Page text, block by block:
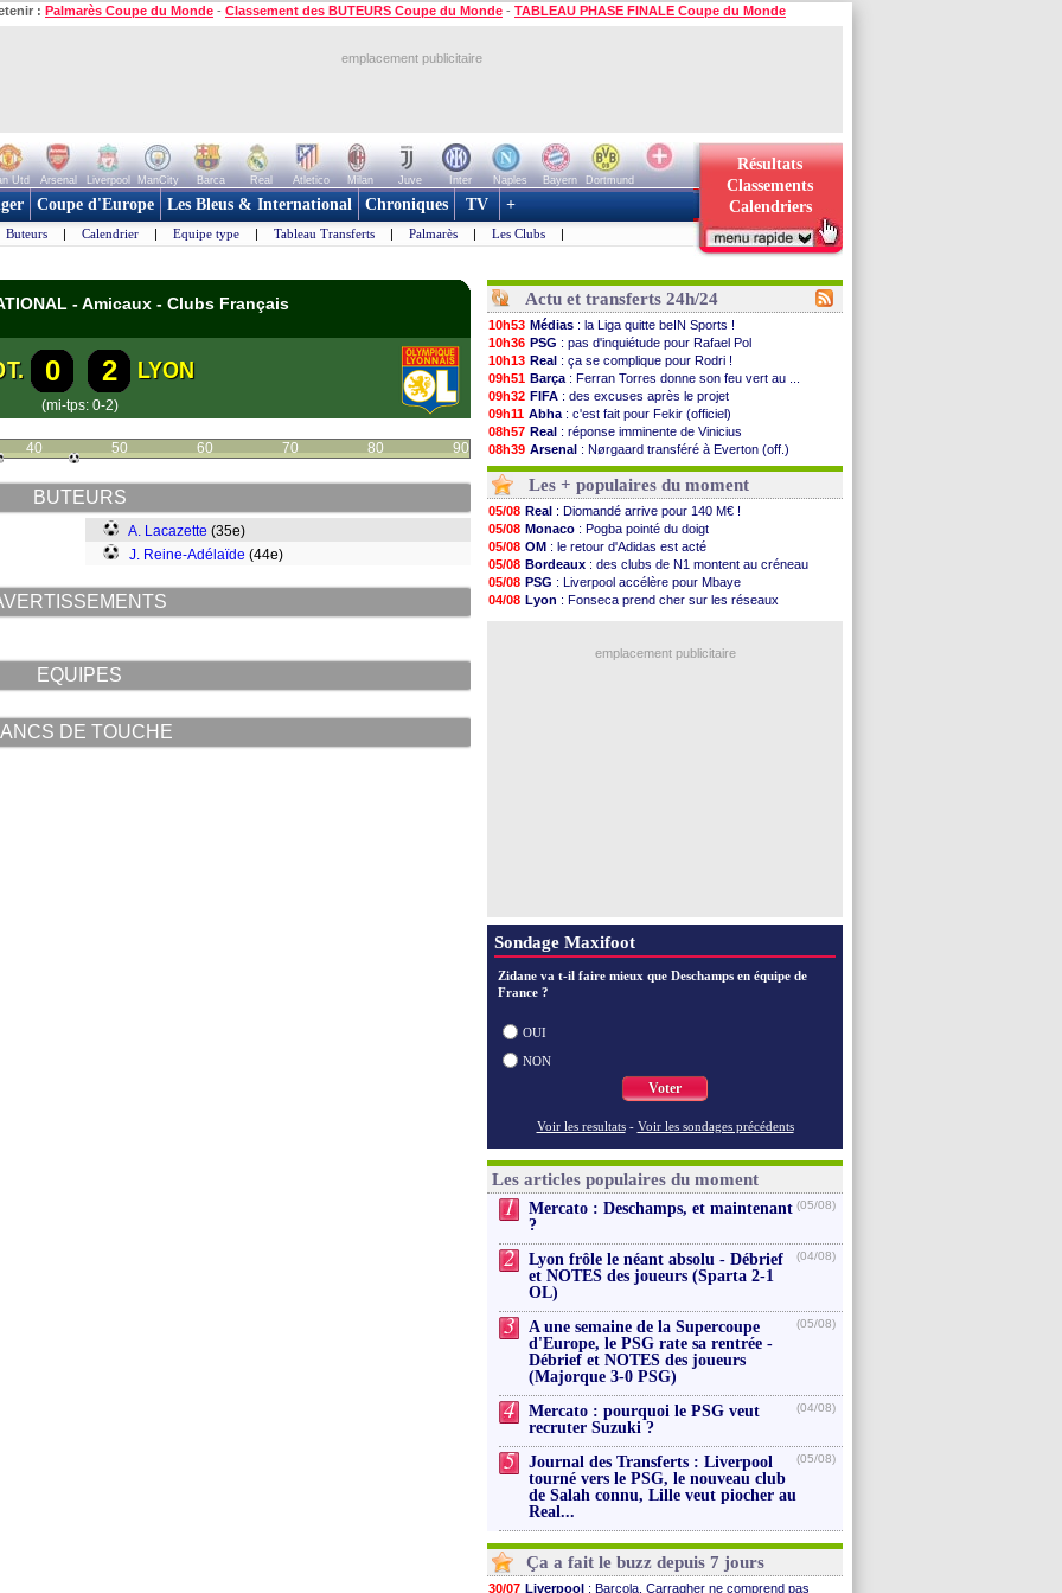
: Palmarès Coupe du Monde - Classement des BUTEURS Coupe du Monde - TABLEAU PHASE FINALE Coupe du Monde
emplacement publicitaire
Utd Arsenal Liverpool ManCity Barca Real Atletico Milan Juve Inter Naples Bayern Dortmund
Résultats
Classements
Calendriers
Coupe d'Europe Les Bleus & International Chroniques TV +
Buteurs | Calendrier | Equipe type | Tableau Transferts | Palmarès | Les Clubs |
- Amicaux - Clubs Français
0 2 LYON
(mi-tps: 0-2)
40 50 60 70 80 90
BUTEURS
A. Lacazette (35e)
J. Reine-Adélaïde (44e)
EQUIPES
DE TOUCHE
Actu et transferts 24h/24
10h53 Médias : la Liga quitte beIN Sports !
10h36 PSG : pas d'inquiétude pour Rafael Pol
10h13 Real : ça se complique pour Rodri !
09h51 Barça : Ferran Torres donne son feu vert au ...
09h32 FIFA : des excuses après le projet
09h11 Abha : c'est fait pour Fekir (officiel)
08h57 Real : réponse imminente de Vinicius
08h39 Arsenal : Nørgaard transféré à Everton (off.)
08h22 Al-Ahli: Deschamps a discuté !
00h06
PSG : Luis Enrique satisfait malgré tout
05/08 Monaco: Pogba pointé du doigt
05/08 Rennes: Zabiri n'est pas fan de la L1
05/08 Rennes : une offre de Fulham pour Aït Boudlal
05/08 VIDEO : Thomasson et Cresswell réconciliés
05/08 Dunkerque : Nzonzi avait des pistes en L1
05/08 Lyon : Mangala sur le départ
05/08 Amical : Arsenal s'incline face au Real Betis
: Fenerbahçe prend une belle option
Les + populaires du moment
05/08 Real : Diomandé arrive pour 140 M€ !
05/08 Monaco : Pogba pointé du doigt
05/08 OM : le retour d'Adidas est acté
05/08 Bordeaux : des clubs de N1 montent au créneau
05/08 PSG : Liverpool accélère pour Mbaye
04/08 Lyon : Fonseca prend cher sur les réseaux
emplacement publicitaire
Sondage Maxifoot
Zidane va t-il faire mieux que Deschamps en équipe de
France ?
OUI
NON
Voter
Voir les resultats - Voir les sondages précédents
Les articles populaires du moment
1
Mercato : Deschamps, et maintenant
?
(05/08)
2
Lyon frôle le néant absolu - Débrief
et NOTES des joueurs (Sparta 2-1
OL)
(04/08)
3
A une semaine de la Supercoupe
d'Europe, le PSG rate sa rentrée -
Débrief et NOTES des joueurs
(Majorque 3-0 PSG)
(05/08)
4
Mercato : pourquoi le PSG veut
recruter Suzuki ?
(04/08)
5
Journal des Transferts : Liverpool
tourné vers le PSG, le nouveau club
de Salah connu, Lille veut piocher au
Real...
(05/08)
Ça a fait le buzz depuis 7 jours
30/07 Liverpool : Barcola, Carragher ne comprend pas